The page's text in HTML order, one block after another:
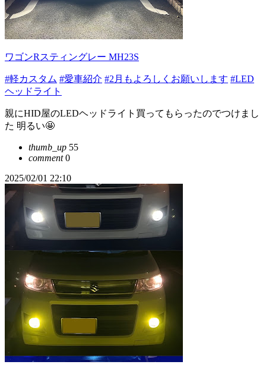
ワゴンRスティングレー MH23S
#軽カスタム #愛車紹介 #2月もよろしくお願いします #LED
ヘッドライト
親にHID屋のLEDヘッドライト買ってもらったのでつけまし
た 明るい🤩
thumb_up 55
comment0
2025/02/01 22:10